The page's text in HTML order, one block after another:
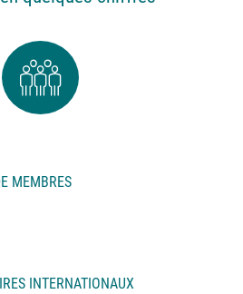
MEMBRES
INTERNATIONAUX